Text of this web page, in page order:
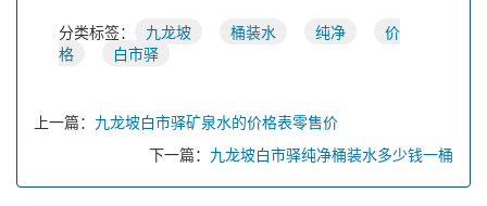
分类标签： 九龙坡 桶装水 纯净
价
格
白市驿
上一篇： 九龙坡白市驿矿泉水的价格表零售价
下一篇： 九龙坡白市驿纯净桶装水多少钱一桶